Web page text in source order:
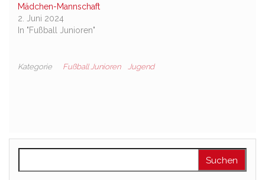
Mädchen-Mannschaft
2. Juni 2024
In "Fußball Junioren"
Kategorie Fußball Junioren Jugend